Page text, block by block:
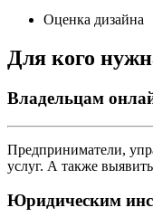
Оценка дизайна
Для кого
Владельцам
Предприниматели,
услуг. А также
Юридическим